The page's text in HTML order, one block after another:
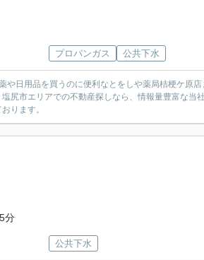
プロパンガス 公共下水
日用品を買うのに便利なとをしや薬局桔梗ケ原店
尻市エリアでの不動産探しなら、情報量豊富な当
ります。
分
公共下水